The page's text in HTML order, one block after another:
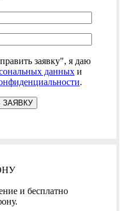
заявку", я даю
данных и
.
и бесплатно